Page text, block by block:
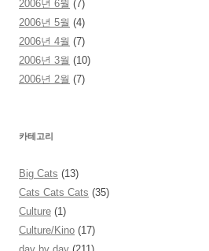
2006년 6월 (7)
2006년 5월 (4)
2006년 4월 (7)
2006년 3월 (10)
2006년 2월 (7)
카테고리
Big Cats (13)
Cats Cats Cats (35)
Culture (1)
Culture/Kino (17)